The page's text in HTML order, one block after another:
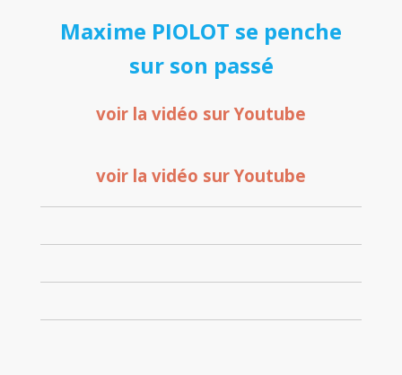
Maxime PIOLOT se penche
sur son passé
voir la vidéo sur Youtube
voir la vidéo sur Youtube